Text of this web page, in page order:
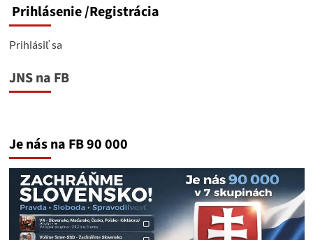
Prihlásenie/Registrácia
Prihlásiť sa
JNS na FB
Je nás na FB 90 000